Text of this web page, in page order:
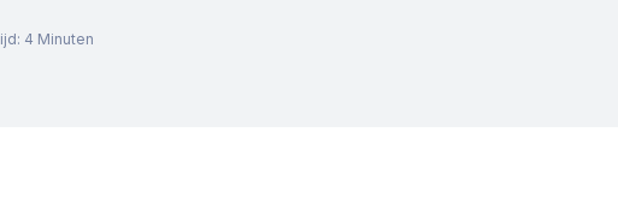
: 4 Minuten